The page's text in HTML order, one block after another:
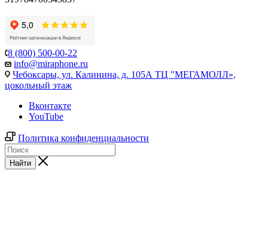
8 (800) 500-00-22
info@miraphone.ru
Чебоксары, ул. Калинина, д. 105А ТЦ "МЕГАМОЛЛ»,
цокольный этаж
Вконтакте
YouTube
Политика конфиденциальности
Найти